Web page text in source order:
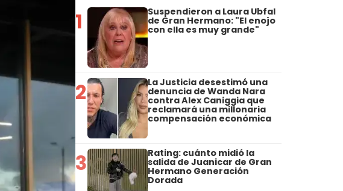
1 Suspendieron a Laura Ubfal
de Gran Hermano: "El enojo
con ella es muy grande"
2 La Justicia desestimó una
denuncia de Wanda Nara
contra Alex Caniggia que
reclamará una millonaria
compensación económica
3 Rating: cuánto midió la
salida de Juanicar de Gran
Hermano Generación
Dorada